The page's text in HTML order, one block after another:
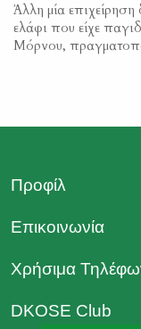
Άλλη μία
ελάφι που είχε
Μόρνου,
Προφίλ
Επικοινωνία
Χρήσιμα
DKOSE Club